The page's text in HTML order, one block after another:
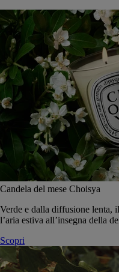
Candela del mese Choisya
Verde e dalla diffusione lenta,
l’aria estiva all’insegna della
Scopri